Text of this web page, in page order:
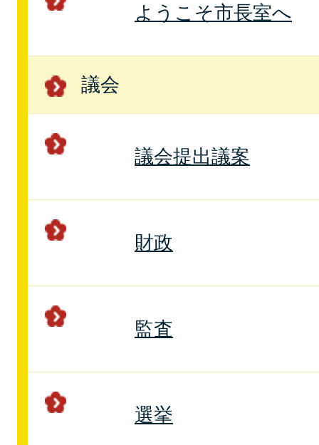
ようこそ市長室へ
議会
議会提出議案
財政
監査
選挙